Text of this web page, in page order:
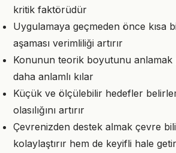
kritik faktörüdür
Uygulamaya geçmeden önce kısa
aşaması verimliliği artırır
Konunun teorik boyutunu anlamak
daha anlamlı kılar
Küçük ve ölçülebilir hedefler
olasılığını artırır
Çevrenizden destek almak çevre
kolaylaştırır hem de keyifli hale